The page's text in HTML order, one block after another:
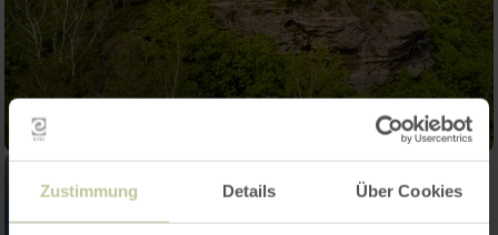
Zustimmung Details Über Cookies